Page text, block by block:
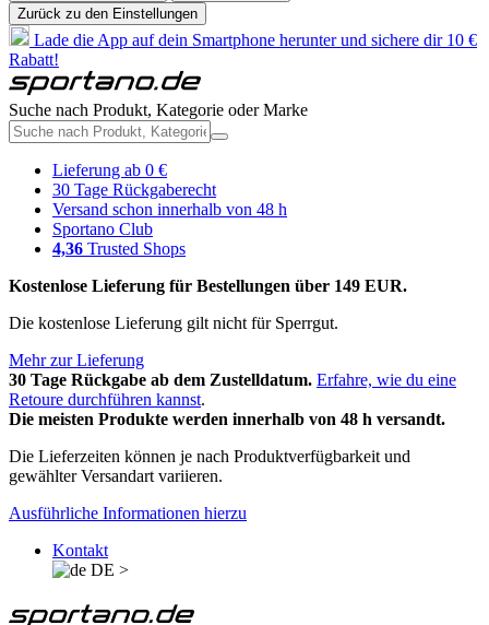
Zurück zu den Einstellungen
Lade die App auf dein Smartphone herunter und sichere dir 10 €
Rabatt!
Suche nach Produkt, Kategorie oder Marke
Lieferung ab 0 €
30 Tage Rückgaberecht
Versand schon innerhalb von 48 h
Sportano Club
4,36 Trusted Shops
Kostenlose Lieferung für Bestellungen über 149 EUR.
Die kostenlose Lieferung gilt nicht für Sperrgut.
Mehr zur Lieferung
30 Tage Rückgabe ab dem Zustelldatum. Erfahre, wie du eine
Retoure durchführen kannst.
Die meisten Produkte werden innerhalb von 48 h versandt.
Die Lieferzeiten können je nach Produktverfügbarkeit und
gewählter Versandart variieren.
Ausführliche Informationen hierzu
Kontakt
DE >